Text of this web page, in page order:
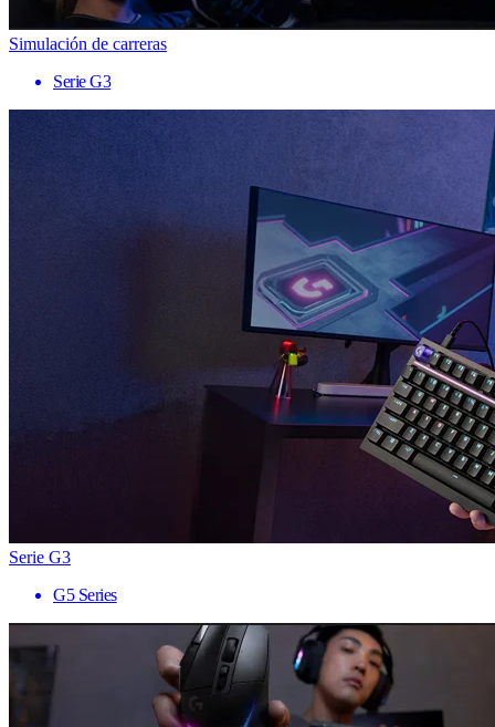
Simulación de carreras
Serie G3
Serie G3
G5 Series